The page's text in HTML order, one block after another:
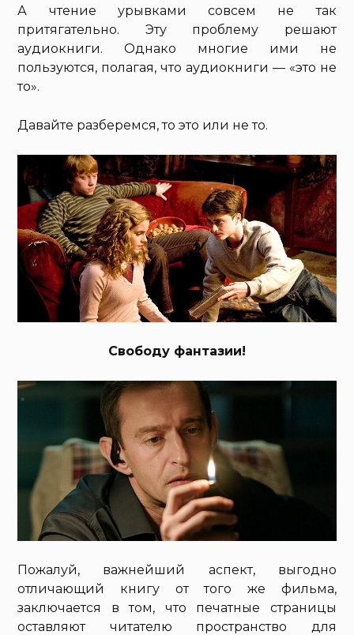
А чтение урывками совсем не так
притягательно. Эту проблему решают
аудиокниги. Однако многие ими не
пользуются, полагая, что аудиокниги — «это не
то».
Давайте разберемся, то это или не то.
Свободу фантазии!
Пожалуй, важнейший аспект, выгодно
отличающий книгу от того же фильма,
заключается в том, что печатные страницы
оставляют читателю пространство для